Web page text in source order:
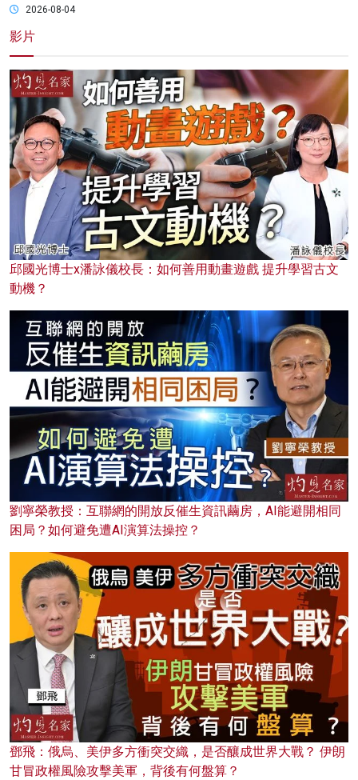
2026-08-04
影片
邱國光博士x潘詠儀校長：如何善用動畫遊戲 提升學習古文
動機？
劉寧榮教授：互聯網的開放反催生資訊繭房，AI能避開相同
困局？如何避免遭AI演算法操控？
鄧飛：俄烏、美伊多方衝突交織，是否釀成世界大戰？ 伊朗
甘冒政權風險攻擊美軍，背後有何盤算？